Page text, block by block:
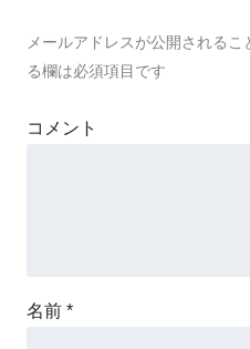
メールアドレスが公開されるこ
る欄は必須項目です
コメント
名前 *